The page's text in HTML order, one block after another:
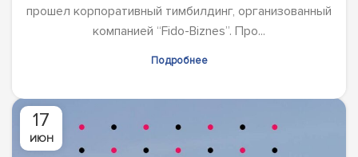
прошел корпоративный тимбилдинг, организованный
компанией “Fido-Biznes”. Про...
Подробнее
17
ИЮН